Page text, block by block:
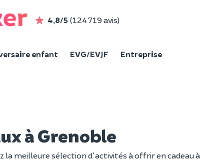
4,8/5 (124 719 avis)
enfant EVG/EVJF Entreprise
à Grenoble
la meilleure sélection d'activités à offrir en